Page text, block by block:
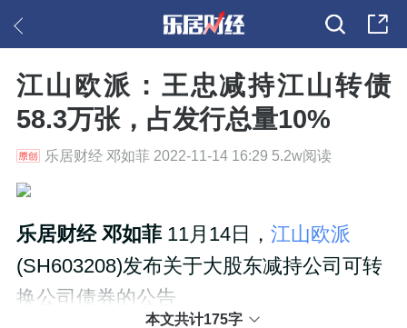
江山欧派：王忠减持江山转债
58.3万张，占发行总量10%
乐居财经 邓如菲 2022-11-14 16:29 5.2w阅读
乐居财经 邓如菲 11月14日， 江山欧派
(SH603208)发布关于大股东减持公司可转
换公司债券的公告
本文共计175字